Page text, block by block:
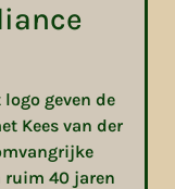
geven de
Kees van der
ruim 40 jaren